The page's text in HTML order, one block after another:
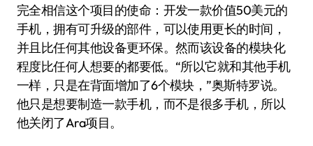
完全相信这个项目的使命：开发一款价值50美元的
手机，拥有可升级的部件，可以使用更长的时间，
并且比任何其他设备更环保。然而该设备的模块化
程度比任何人想要的都要低。“所以它就和其他手机
一样，只是在背面增加了6个模块，”奥斯特罗说。
他只是想要制造一款手机，而不是很多手机，所以
他关闭了Ara项目。